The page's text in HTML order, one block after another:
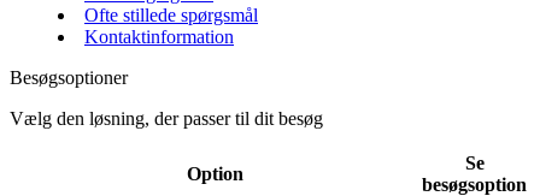
Ofte stillede spørgsmål
Kontaktinformation
Besøgsoptioner
Vælg den løsning, der passer til dit besøg
Option
Se
besøgsoption